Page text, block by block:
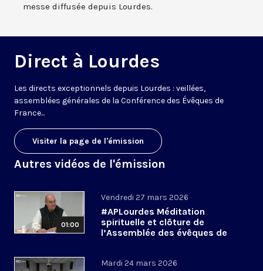
messe diffusée depuis Lourdes.
Direct à Lourdes
Les directs exceptionnels depuis Lourdes : veillées,
assemblées générales de la Conférence des Évêques de
France...
Visiter la page de l'émission
Autres vidéos de l'émission
01:00
Vendredi 27 mars 2026
#APLourdes Méditation
spirituelle et clôture de
l’Assemblée des évêques de
Mardi 24 mars 2026